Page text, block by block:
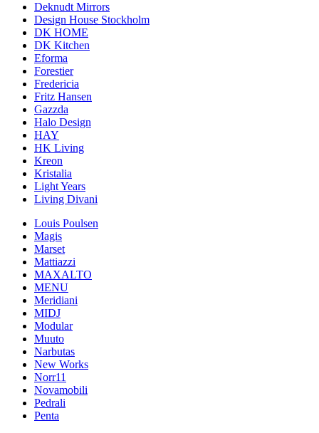
Deknudt Mirrors
Design House Stockholm
DK HOME
DK Kitchen
Eforma
Forestier
Fredericia
Fritz Hansen
Gazzda
Halo Design
HAY
HK Living
Kreon
Kristalia
Light Years
Living Divani
Louis Poulsen
Magis
Marset
Mattiazzi
MAXALTO
MENU
Meridiani
MIDJ
Modular
Muuto
Narbutas
New Works
Norr11
Novamobili
Pedrali
Penta